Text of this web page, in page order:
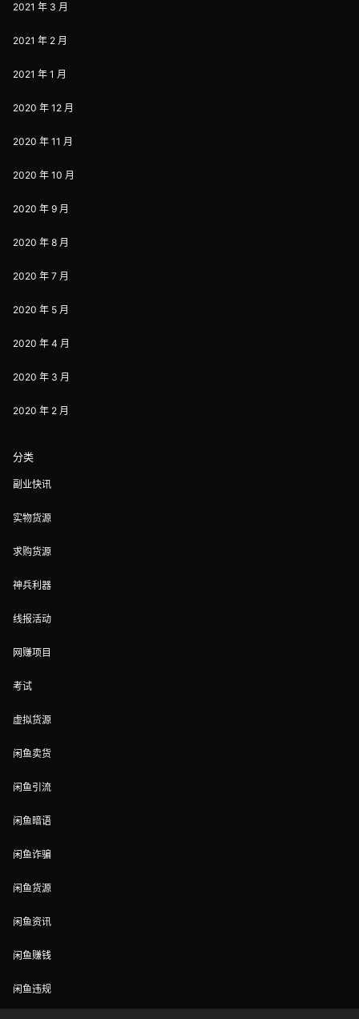
2021 年 3 月
2021 年 2 月
2021 年 1 月
2020 年 12 月
2020 年 11 月
2020 年 10 月
2020 年 9 月
2020 年 8 月
2020 年 7 月
2020 年 5 月
2020 年 4 月
2020 年 3 月
2020 年 2 月
分类
副业快讯
实物货源
求购货源
神兵利器
线报活动
网赚项目
考试
虚拟货源
闲鱼卖货
闲鱼引流
闲鱼暗语
闲鱼诈骗
闲鱼货源
闲鱼资讯
闲鱼赚钱
闲鱼违规